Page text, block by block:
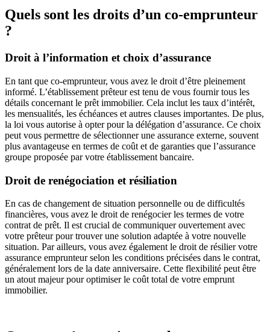
Quels sont les droits d’un co-emprunteur
?
Droit à l’information et choix d’assurance
En tant que co-emprunteur, vous avez le droit d’être pleinement
informé. L’établissement prêteur est tenu de vous fournir tous les
détails concernant le prêt immobilier. Cela inclut les taux d’intérêt,
les mensualités, les échéances et autres clauses importantes. De plus,
la loi vous autorise à opter pour la délégation d’assurance. Ce choix
peut vous permettre de sélectionner une assurance externe, souvent
plus avantageuse en termes de coût et de garanties que l’assurance
groupe proposée par votre établissement bancaire.
Droit de renégociation et résiliation
En cas de changement de situation personnelle ou de difficultés
financières, vous avez le droit de renégocier les termes de votre
contrat de prêt. Il est crucial de communiquer ouvertement avec
votre prêteur pour trouver une solution adaptée à votre nouvelle
situation. Par ailleurs, vous avez également le droit de résilier votre
assurance emprunteur selon les conditions précisées dans le contrat,
généralement lors de la date anniversaire. Cette flexibilité peut être
un atout majeur pour optimiser le coût total de votre emprunt
immobilier.